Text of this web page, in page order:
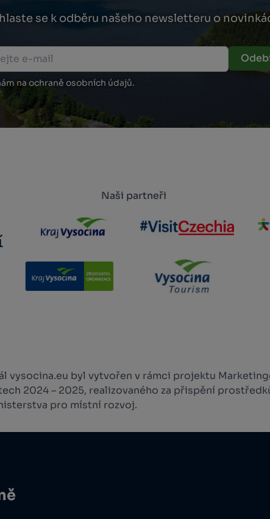
se k odběru našeho newsletteru o
na ochraně osobních údajů.
Naši partneři
vysocina.eu byl vytvořen v rámci projektu
2024 – 2025, realizovaného za přispění
pro místní rozvoj.